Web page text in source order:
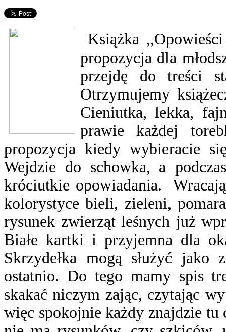
Książka
propozycja dla
przejdę do treści
Otrzymujemy
Cieniutka, lekka,
prawie każdej
propozycja kiedy wybieracie
Wejdzie do schowka, a
króciutkie opowiadania.
kolorystyce bieli, zieleni,
rysunek zwierząt leśnych już
Białe kartki i przyjemna dla
Skrzydełka mogą służyć jako
ostatnio. Do tego mamy spis
skakać niczym zając, czytając
więc spokojnie każdy znajdzie tu